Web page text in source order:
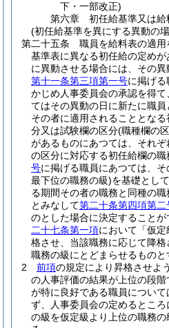
下・一部改正)
第六章
初任給基準又は
(初任給基準を異にする異動の
第二十五条
職員を給料表の適
基準表に異なる初任給の定め
に異動させる場合には、その異
第十一条第三項第一号に掲げる
かじめ人事委員会の承認を得
てはその異動の日に新たに職
その者に適用されることとな
分又は試験欄の区分(職種欄の
があるものにあつては、それぞ
の区分に対応する初任給欄の職
号に掲げる職員にあつては、
最下位の職務の級)を基礎とし
る期間その者の職務と同種の
とみなして第二十条第四項第二
のとした場合に決定することが
二十七条第一項において「仮
格させ、当該職務に応じて降
職務の級にとどまらせるものと
2
前項の規定により昇格させよ
の人事評価の結果が上位の段
が特に良好である職員について
ず、人事委員会の定めるとこ
の級を仮定級より上位の職務